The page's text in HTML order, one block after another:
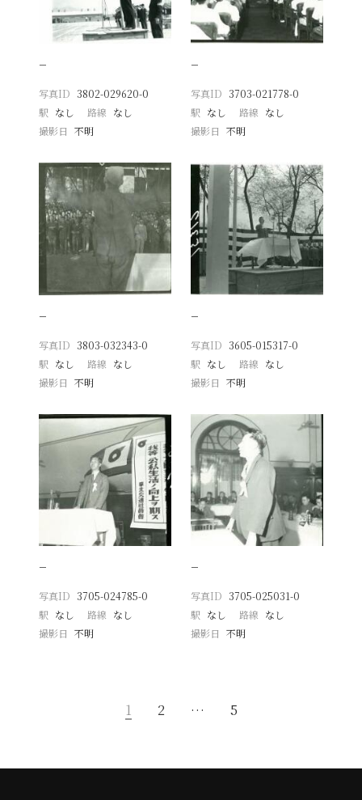
−
写真ID 3802-029620-0
駅 なし 路線 なし
撮影日
不明
−
写真ID 3703-021778-0
駅 なし 路線 なし
撮影日 不明
−
写真ID 3803-032343-0
駅 なし 路線 なし
撮影日
不明
−
写真ID 3605-015317-0
駅 なし 路線 なし
撮影日 不明
−
写真ID 3705-024785-0
駅 なし 路線 なし
撮影日
不明
−
写真ID 3705-025031-0
駅 なし 路線 なし
撮影日 不明
1 2 … 5